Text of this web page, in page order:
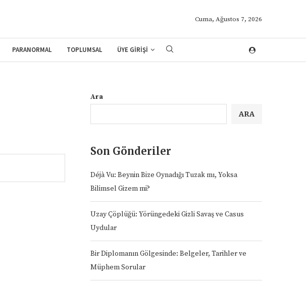
Cuma, Ağustos 7, 2026
PARANORMAL TOPLUMSAL ÜYE GİRİŞİ
Ara
ARA
Son Gönderiler
Déjà Vu: Beynin Bize Oynadığı Tuzak mı, Yoksa
Bilimsel Gizem mi?
Uzay Çöplüğü: Yörüngedeki Gizli Savaş ve Casus
Uydular
Bir Diplomanın Gölgesinde: Belgeler, Tarihler ve
Müphem Sorular